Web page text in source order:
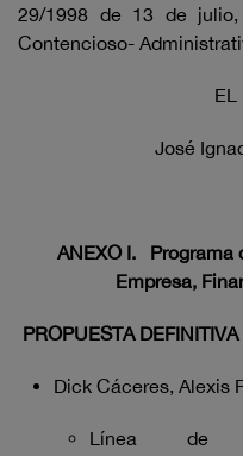
29/1998 de 13 de
Contencioso-
EL
José
ANEXO I. Programa
Empresa,
PROPUESTA
Dick Cáceres, Alexis
Línea de